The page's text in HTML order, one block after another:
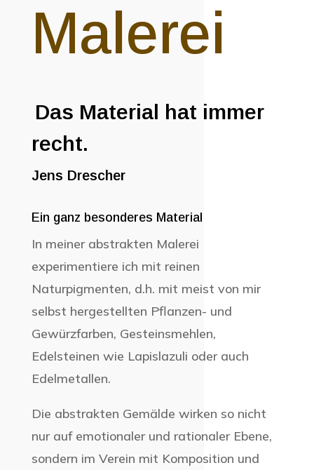
Malerei
Das Material hat immer
recht.
Jens Drescher
Ein ganz besonderes Material
In meiner abstrakten Malerei
experimentiere ich mit reinen
Naturpigmenten, d.h. mit meist von mir
selbst hergestellten Pflanzen- und
Gewürzfarben, Gesteinsmehlen,
Edelsteinen wie Lapislazuli oder auch
Edelmetallen.
Die abstrakten Gemälde wirken so nicht
nur auf emotionaler und rationaler Ebene,
sondern im Verein mit Komposition und